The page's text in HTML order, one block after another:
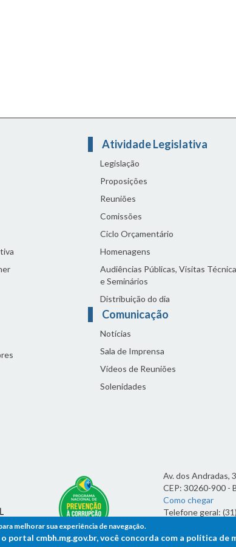
Atividade Legislativa
Legislação
Proposições
Reuniões
Comissões
Ciclo Orçamentário
Homenagens
Audiências Públicas, Visitas
e Seminários
Distribuição do dia
Comunicação
Notícias
Sala de Imprensa
Vídeos de Reuniões
Solenidades
Av. dos Andradas,
CEP: 30260-900 -
Como chegar
Telefone geral:
7h às 19h
melhorar sua experiência de navegação.
portal cmbh.mg.gov.br, você concorda com a política de